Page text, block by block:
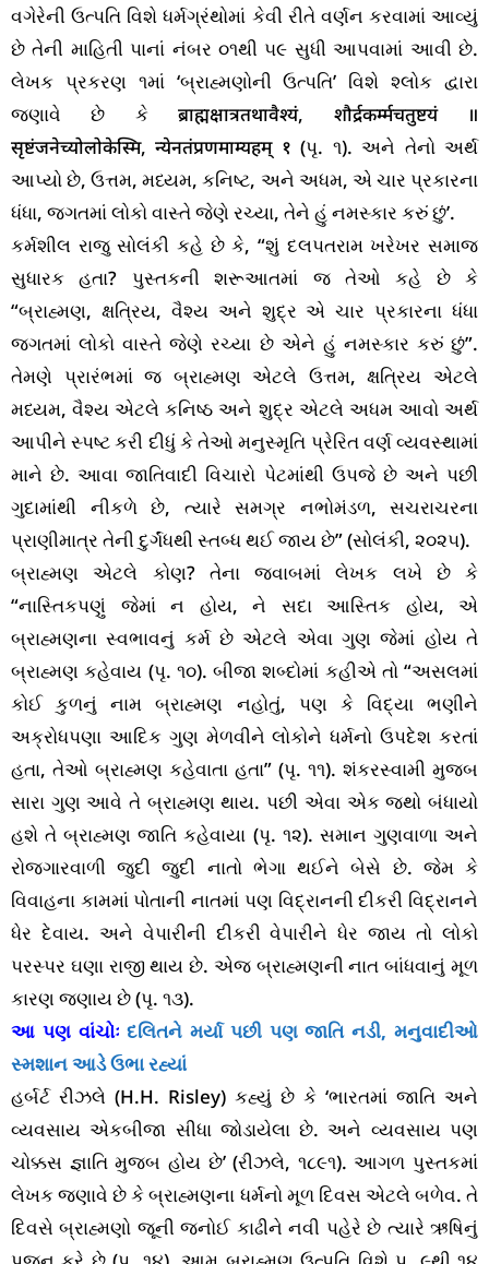
વગેરેની ઉત્પતિ વિશે ધર્મગ્રંથોમાં કેવી રીતે વર્ણન કરવામાં આવ્યું
છે તેની માહિતી પાનાં નંબર ૦૧થી ૫૯ સુધી આપવામાં આવી છે.
લેખક પ્રકરણ ૧માં ‘બ્રાહ્મણોની ઉત્પતિ’ વિશે શ્લોક દ્વારા
જણાવે છે કે ब्राह्मक्षात्रतथावैश्यं, शौर्द्रकर्म्मचतुष्टयं ॥
सृष्टंजनेच्योलोकेस्मि, न्येनतंप्रणमाम्यहम् १ (પૃ. ૧). અને તેનો અર્થ
આપ્યો છે, ઉત્તમ, મધ્યમ, કનિષ્ટ, અને અધમ, એ ચાર પ્રકારના
ધંધા, જગતમાં લોકો વાસ્તે જેણે રચ્યા, તેને હું નમસ્કાર કરું છું’.
કર્મશીલ રાજુ સોલંકી કહે છે કે, “શું દલપતરામ ખરેખર સમાજ
સુધારક હતા? પુસ્તકની શરૂઆતમાં જ તેઓ કહે છે કે
“બ્રાહ્મણ, ક્ષત્રિય, વૈશ્ય અને શુદ્ર એ ચાર પ્રકારના ધંધા
જગતમાં લોકો વાસ્તે જેણે રચ્યા છે એને હું નમસ્કાર કરું છું”.
તેમણે પ્રારંભમાં જ બ્રાહ્મણ એટલે ઉત્તમ, ક્ષત્રિય એટલે
મધ્યમ, વૈશ્ય એટલે કનિષ્ઠ અને શુદ્ર એટલે અધમ આવો અર્થ
આપીને સ્પષ્ટ કરી દીધું કે તેઓ મનુસ્મૃતિ પ્રેરિત વર્ણ વ્યવસ્થામાં
માને છે. આવા જાતિવાદી વિચારો પેટમાંથી ઉપજે છે અને પછી
ગુદામાંથી નીકળે છે, ત્યારે સમગ્ર નભોમંડળ, સચરાચરના
પ્રાણીમાત્ર તેની દુર્ગંધથી સ્તબ્ધ થઈ જાય છે” (સોલંકી, ૨૦૨૫).
બ્રાહ્મણ એટલે કોણ? તેના જવાબમાં લેખક લખે છે કે
“નાસ્તિકપણું જેમાં ન હોય, ને સદા આસ્તિક હોય, એ
બ્રાહ્મણના સ્વભાવનું કર્મ છે એટલે એવા ગુણ જેમાં હોય તે
બ્રાહ્મણ કહેવાય (પૃ. ૧૦). બીજા શબ્દોમાં કહીએ તો “અસલમાં
કોઈ કુળનું નામ બ્રાહ્મણ નહોતું, પણ કે વિદ્યા ભણીને
અક્રોધપણા આદિક ગુણ મેળવીને લોકોને ધર્મનો ઉપદેશ કરતાં
હતા, તેઓ બ્રાહ્મણ કહેવાતા હતા” (પૃ. ૧૧). શંકરસ્વામી મુજબ
સારા ગુણ આવે તે બ્રાહ્મણ થાય. પછી એવા એક જથો બંધાયો
હશે તે બ્રાહ્મણ જાતિ કહેવાયા (પૃ. ૧૨). સમાન ગુણવાળા અને
રોજગારવાળી જુદી જુદી નાતો ભેગા થઈને બેસે છે. જેમ કે
વિવાહના કામમાં પોતાની નાતમાં પણ વિદ્રાનની દીકરી વિદ્રાનને
ધેર દેવાય. અને વેપારીની દીકરી વેપારીને ધેર જાય તો લોકો
પરસ્પર ઘણા રાજી થાય છે. એજ બ્રાહ્મણની નાત બાંધવાનું મૂળ
કારણ જણાય છે (પૃ. ૧૩).
આ પણ વાંચોઃદલિતને મર્યા પછી પણ જાતિ નડી, મનુવાદીઓ
સ્મશાન આડે ઉભા રહ્યાં
હર્બર્ટ રીઝલે (H.H. Risley) કહ્યું છે કે ‘ભારતમાં જાતિ અને
વ્યવસાય એકબીજા સીધા જોડાયેલા છે. અને વ્યવસાય પણ
ચોક્કસ જ્ઞાતિ મુજબ હોય છે’ (રીઝલે, ૧૮૯૧). આગળ પુસ્તકમાં
લેખક જણાવે છે કે બ્રાહ્મણના ધર્મનો મૂળ દિવસ એટલે બળેવ. તે
દિવસે બ્રાહ્મણો જૂની જનોઈ કાઢીને નવી પહેરે છે ત્યારે ઋષિનું